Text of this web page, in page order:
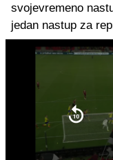
svojevremeno
jedan nastup za